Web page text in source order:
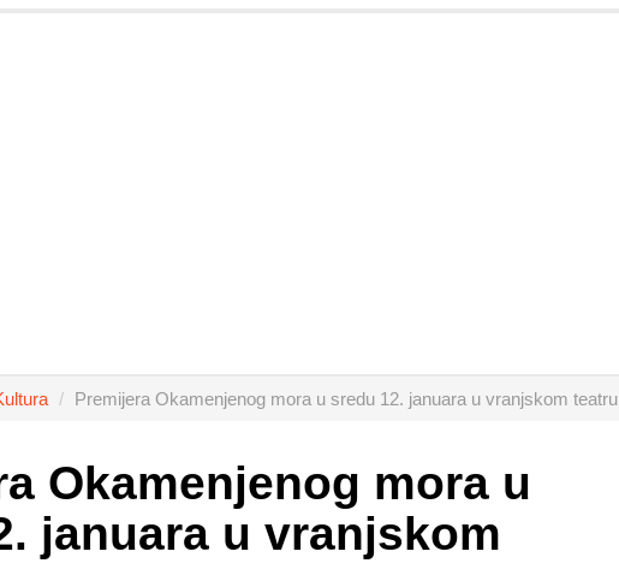
Premijera Okamenjenog mora u sredu 12. januara u vranjskom teatru
Okamenjenog mora u
januara u vranjskom